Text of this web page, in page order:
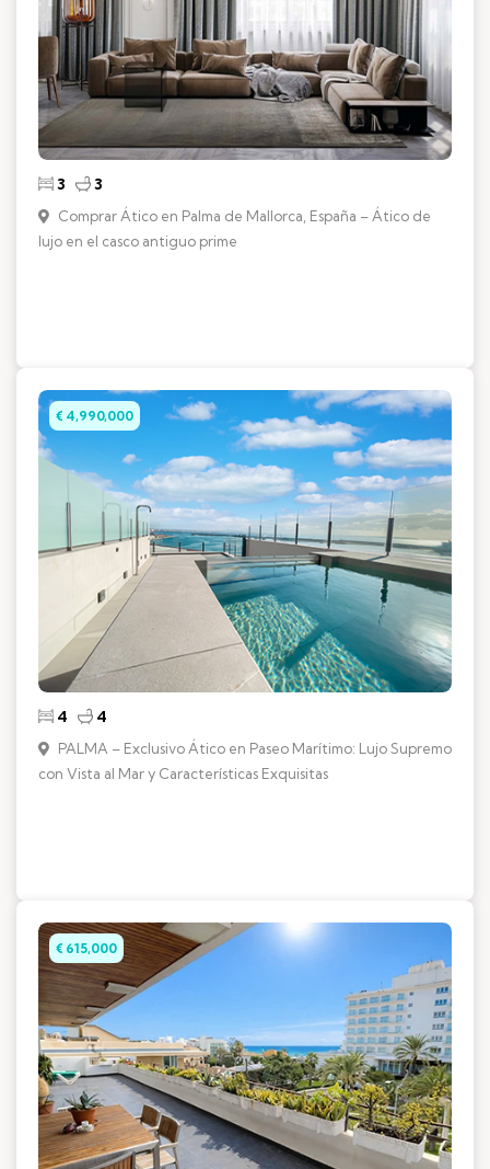
3 3
Comprar Ático en Palma de Mallorca, España – Ático de
lujo en el casco antiguo prime
€ 4,990,000
4 4
PALMA – Exclusivo Ático en Paseo Marítimo: Lujo Supremo
con Vista al Mar y Características Exquisitas
€ 615,000